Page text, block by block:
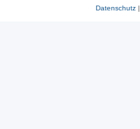
Datenschutz|